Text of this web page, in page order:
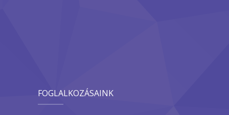
FOGLALKOZÁSAINK